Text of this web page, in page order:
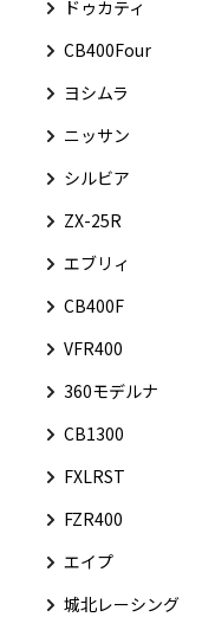
ドゥカティ
CB400Four
ヨシムラ
ニッサン
シルビア
ZX-25R
エブリィ
CB400F
VFR400
360モデルナ
CB1300
FXLRST
FZR400
エイプ
城北レーシング